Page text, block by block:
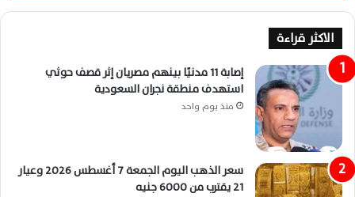
الاكثر قراءة
إصابة 11 مدنيًا بينهم مصريان إثر قصف حوثي
استهدف منطقة نجران السعودية
منذ يوم واحد
سعر الذهب اليوم الجمعة 7 أغسطس 2026 وعيار
21 يقترب من 6000 جنيه